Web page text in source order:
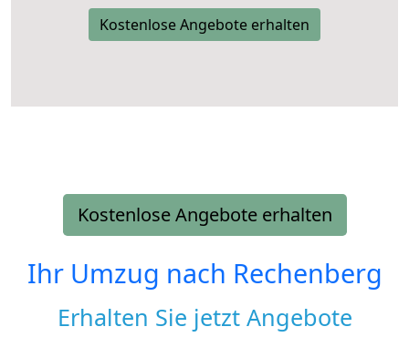
Kostenlose Angebote erhalten
Kostenlose Angebote erhalten
Ihr Umzug nach Rechenberg
Erhalten Sie jetzt Angebote